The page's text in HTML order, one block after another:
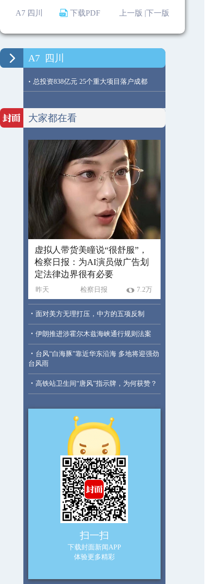
A7 四川 下载PDF 下一版
上一版 |
A7 四川
· 总投资838亿元 25个重大项目落户成都
大家都在看
虚拟人带货美瞳说“很舒服”，
检察日报：为AI演员做广告划
定法律边界很有必要
昨天 检察日报 7.2万
· 面对美方无理打压，中方的五项反制
· 伊朗推进涉霍尔木兹海峡通行规则法案
· 台风“白海豚”靠近华东沿海 多地将迎强劲
台风雨
· 高铁站卫生间“唐风”指示牌，为何获赞？
扫一扫
下载封面新闻APP
体验更多精彩